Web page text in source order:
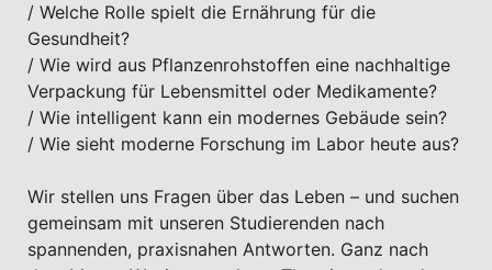
/ Welche Rolle spielt die Ernährung für die
Gesundheit?
/ Wie wird aus Pflanzenrohstoffen eine nachhaltige
Verpackung für Lebensmittel oder Medikamente?
/ Wie intelligent kann ein modernes Gebäude sein?
/ Wie sieht moderne Forschung im Labor heute aus?
Wir stellen uns Fragen über das Leben – und suchen
gemeinsam mit unseren Studierenden nach
spannenden, praxisnahen Antworten. Ganz nach